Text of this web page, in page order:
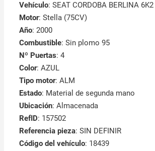
Vehículo: SEAT CORDOBA BERLINA 6K2
Motor: Stella (75CV)
Año: 2000
Combustible: Sin plomo 95
Nº Puertas: 4
Color: AZUL
Tipo motor: ALM
Estado: Material de segunda mano
Ubicación: Almacenada
RefID: 157502
Referencia pieza: SIN DEFINIR
Código del vehículo: 18439